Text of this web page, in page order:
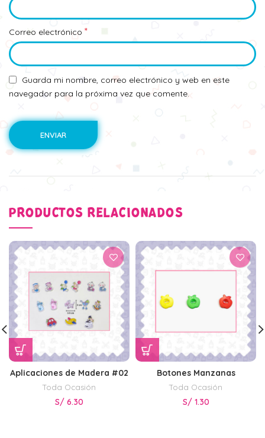
Correo electrónico *
Guarda mi nombre, correo electrónico y web en este
navegador para la próxima vez que comente.
PRODUCTOS RELACIONADOS
Aplicaciones de Madera #02
Toda Ocasión
S/ 6.30
Botones Manzanas
Toda Ocasión
S/ 1.30